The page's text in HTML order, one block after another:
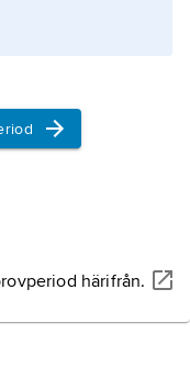
härifrån.